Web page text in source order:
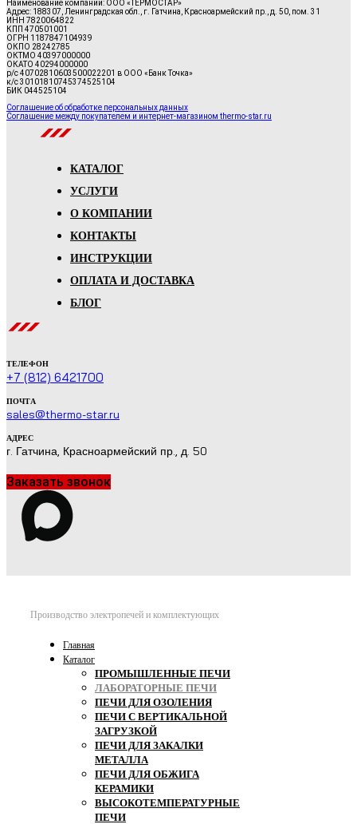
Наименование компании: ООО «ТЕРМОСТАР»
Адрес: 188307, Ленинградская обл., г. Гатчина, Красноармейский пр., д. 50, пом. 31
ИНН 7820064822
КПП 470501001
ОГРН 1187847104939
ОКПО 28242785
ОКТМО 40397000000
ОКАТО 40294000000
р/с 40702810603500022201 в ООО «Банк Точка»
к/с 30101810745374525104
БИК 044525104
Соглашение об обработке персональных данных
Соглашение между покупателем и интернет-магазином thermo-star.ru
КАТАЛОГ
УСЛУГИ
О КОМПАНИИ
КОНТАКТЫ
ИНСТРУКЦИИ
ОПЛАТА И ДОСТАВКА
БЛОГ
ТЕЛЕФОН
+7 (812) 6421700
ПОЧТА
sales@thermo-star.ru
АДРЕС
г. Гатчина, Красноармейский пр., д. 50
Заказать звонок
Производство электропечей и комплектующих
Главная
Каталог
ПРОМЫШЛЕННЫЕ ПЕЧИ
ЛАБОРАТОРНЫЕ ПЕЧИ
ПЕЧИ ДЛЯ ОЗОЛЕНИЯ
ПЕЧИ С ВЕРТИКАЛЬНОЙ
ЗАГРУЗКОЙ
ПЕЧИ ДЛЯ ЗАКАЛКИ
МЕТАЛЛА
ПЕЧИ ДЛЯ ОБЖИГА
КЕРАМИКИ
ВЫСОКОТЕМПЕРАТУРНЫЕ
ПЕЧИ